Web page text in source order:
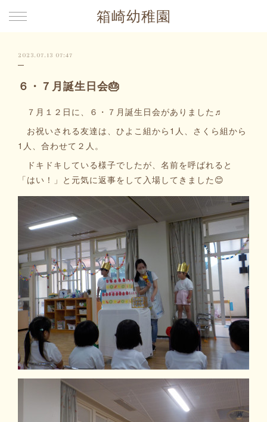
箱崎幼稚園
2023.07.13 07:47
６・７月誕生日会🎂
７月１２日に、６・７月誕生日会がありました♬
お祝いされる友達は、ひよこ組から1人、さくら組から
1人、合わせて２人。
ドキドキしている様子でしたが、名前を呼ばれると
「はい！」と元気に返事をして入場してきました😊